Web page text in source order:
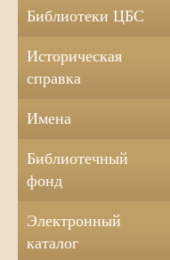
Библиотеки ЦБС
Историческая
справка
Имена
Библиотечный
фонд
Электронный
каталог